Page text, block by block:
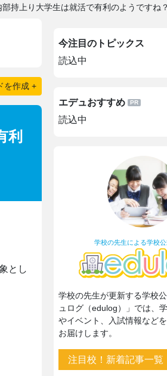
持上り大学生は就活で有利のようですね
を作成 +
利
とし
今注目のトピックス
読込中
エデュおすすめ
読込中
学校の先生による学校
学校の先生が更新する学校
ュログ（edulog）」では、
やイベント、入試情報など
お届けします。
注目校！新着記事一覧